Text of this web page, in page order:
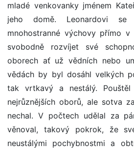
mladé venkovanky jménem
jeho domě. Leonardovi
mnohostranné výchovy přímo
svobodně rozvíjet své
oborech ať už vědních nebo
vědách by byl dosáhl velkých
tak vrtkavý a nestálý.
nejrůznějších oborů, ale sotva
nechal. V počtech udělal za
věnoval, takový pokrok, že
neustálými pochybnostmi a